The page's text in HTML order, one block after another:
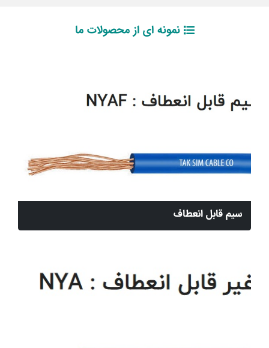
نمونه ای از محصولات ما
سیم قابل انعطاف